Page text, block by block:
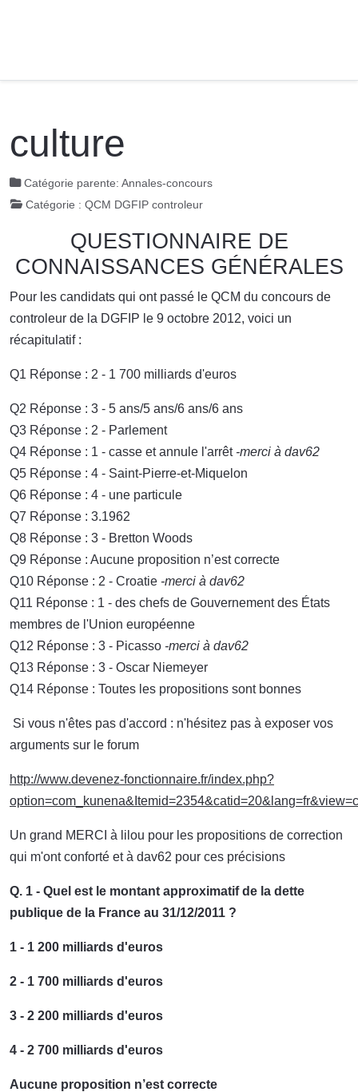
culture
Catégorie parente: Annales-concours
Catégorie : QCM DGFIP controleur
QUESTIONNAIRE DE
CONNAISSANCES GÉNÉRALES
Pour les candidats qui ont passé le QCM du concours de
controleur de la DGFIP le 9 octobre 2012, voici un
récapitulatif :
Q1 Réponse : 2 - 1 700 milliards d'euros
Q2 Réponse : 3 - 5 ans/5 ans/6 ans/6 ans
Q3 Réponse : 2 - Parlement
Q4 Réponse : 1 - casse et annule l'arrêt -merci à dav62
Q5 Réponse : 4 - Saint-Pierre-et-Miquelon
Q6 Réponse : 4 - une particule
Q7 Réponse : 3.1962
Q8 Réponse : 3 - Bretton Woods
Q9 Réponse : Aucune proposition n’est correcte
Q10 Réponse : 2 - Croatie -merci à dav62
Q11 Réponse : 1 - des chefs de Gouvernement des États
membres de l'Union européenne
Q12 Réponse : 3 - Picasso -merci à dav62
Q13 Réponse : 3 - Oscar Niemeyer
Q14 Réponse : Toutes les propositions sont bonnes
Si vous n'êtes pas d'accord : n'hésitez pas à exposer vos
arguments sur le forum
http://www.devenez-fonctionnaire.fr/index.php?
Un grand MERCI à lilou pour les propositions de correction
qui m'ont conforté et à dav62 pour ces précisions
Q. 1 - Quel est le montant approximatif de la dette
publique de la France au 31/12/2011 ?
1 - 1 200 milliards d'euros
2 - 1 700 milliards d'euros
3 - 2 200 milliards d'euros
4 - 2 700 milliards d'euros
Aucune proposition n’est correcte